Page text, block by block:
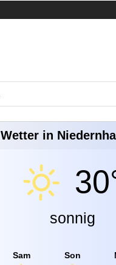
Wetter in
sonnig
Sam Son